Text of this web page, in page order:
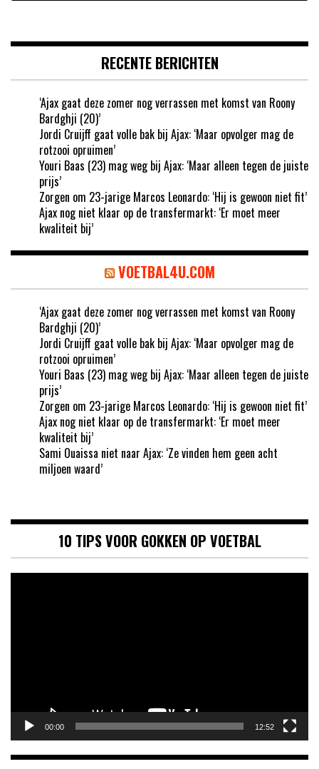
RECENTE BERICHTEN
‘Ajax gaat deze zomer nog verrassen met komst van Roony
Bardghji (20)’
Jordi Cruijff gaat volle bak bij Ajax: ‘Maar opvolger mag de
rotzooi opruimen’
Youri Baas (23) mag weg bij Ajax: ‘Maar alleen tegen de juiste
prijs’
Zorgen om 23-jarige Marcos Leonardo: ‘Hij is gewoon niet fit’
Ajax nog niet klaar op de transfermarkt: ‘Er moet meer
kwaliteit bij’
VOETBAL4U.COM
‘Ajax gaat deze zomer nog verrassen met komst van Roony
Bardghji (20)’
Jordi Cruijff gaat volle bak bij Ajax: ‘Maar opvolger mag de
rotzooi opruimen’
Youri Baas (23) mag weg bij Ajax: ‘Maar alleen tegen de juiste
prijs’
Zorgen om 23-jarige Marcos Leonardo: ‘Hij is gewoon niet fit’
Ajax nog niet klaar op de transfermarkt: ‘Er moet meer
kwaliteit bij’
Sami Ouaissa niet naar Ajax: ‘Ze vinden hem geen acht
miljoen waard’
10 TIPS VOOR GOKKEN OP VOETBAL
00:00 12:52